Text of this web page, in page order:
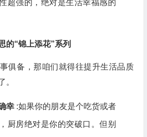
超强的，绝对是生活幸福感的
的“锦上添花”系列
俱备，那咱们就得往提升生活品质
。
幸 :如果你的朋友是个吃货或者
厨房绝对是你的突破口。但别